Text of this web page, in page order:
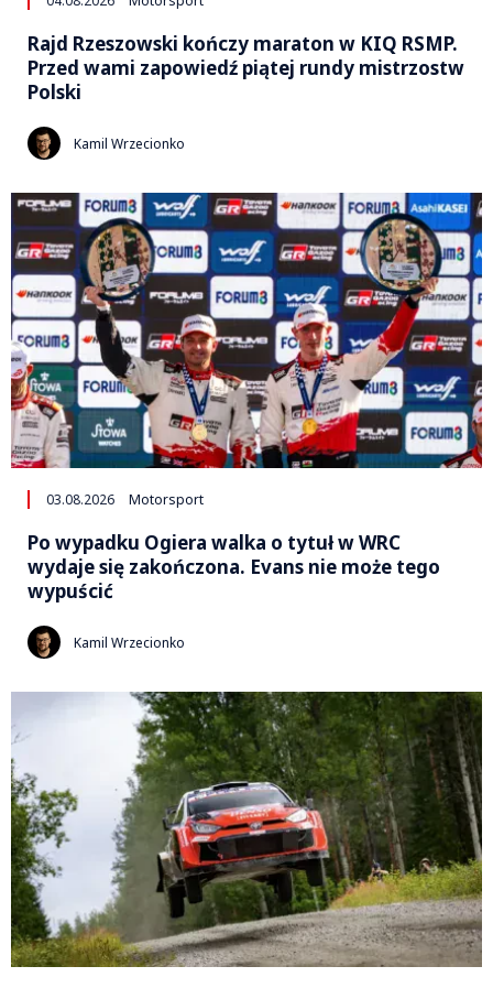
Rajd Rzeszowski kończy maraton w KIQ RSMP.
Przed wami zapowiedź piątej rundy mistrzostw
Polski
Kamil Wrzecionko
03.08.2026 Motorsport
Po wypadku Ogiera walka o tytuł w WRC
wydaje się zakończona. Evans nie może tego
wypuścić
Kamil Wrzecionko